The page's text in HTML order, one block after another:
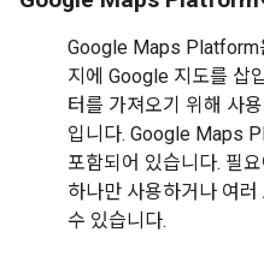
Google Maps Platform
지에 Google 지도를 삽
터를 가져오기 위해 사
입니다. Google Maps
포함되어 있습니다. 필
하나만 사용하거나 여
수 있습니다.